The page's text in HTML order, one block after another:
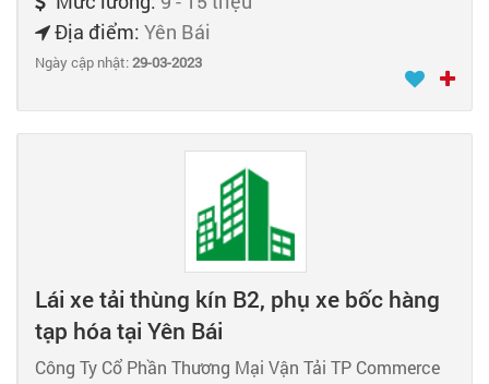
Địa điểm: Yên Bái
Ngày cập nhật:29-03-2023
Lái xe tải thùng kín B2, phụ xe bốc hàng
tạp hóa tại Yên Bái
Công Ty Cổ Phần Thương Mại Vận Tải TP Commerce